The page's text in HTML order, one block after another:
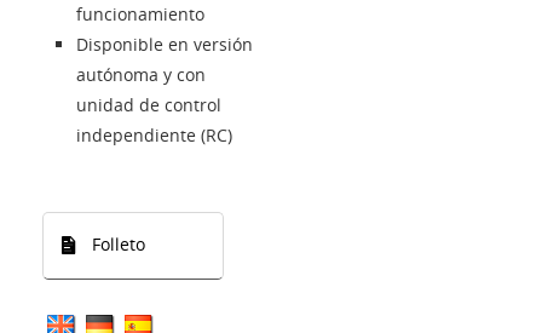
funcionamiento
Disponible en versión
autónoma y con
unidad de control
independiente (RC)
Folleto